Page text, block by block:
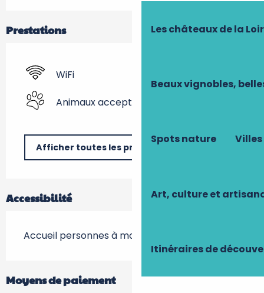
Les châteaux de la
Beaux vignobles,
Spots nature
Art, culture et
Itinéraires de
Prestations
WiFi
Animaux acceptés
Afficher toutes les prestations
Accessibilité
Accueil personnes à mobilité réduite
Moyens de paiement